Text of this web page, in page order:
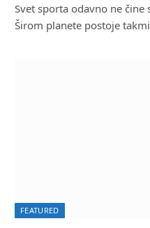
Svet sporta odavno ne
Širom planete postoje
FEATURED